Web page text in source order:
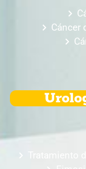
Cáncer
Tratamiento